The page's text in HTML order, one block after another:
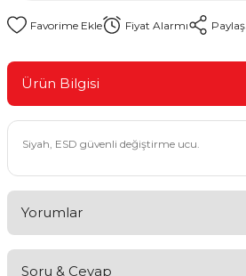
Fiyat Alarmı Paylaş
Ürün Bilgisi
Siyah, ESD güvenli değiştirme ucu.
Yorumlar
Soru & Cevap